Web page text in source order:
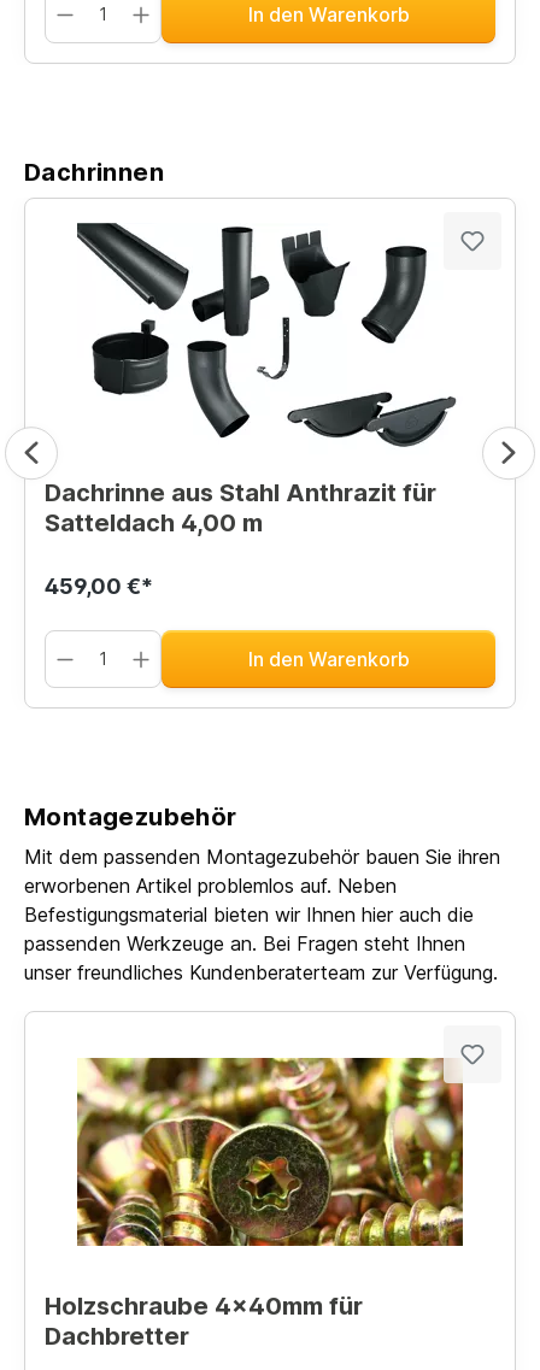
In den Warenkorb
Dachrinnen
Dachrinne aus Stahl Anthrazit für
Satteldach 4,00 m
459,00 €*
In den Warenkorb
Montagezubehör
Mit dem passenden Montagezubehör bauen Sie ihren
erworbenen Artikel problemlos auf. Neben
Befestigungsmaterial bieten wir Ihnen hier auch die
passenden Werkzeuge an. Bei Fragen steht Ihnen
unser freundliches Kundenberaterteam zur Verfügung.
Holzschraube 4x40mm für
Dachbretter